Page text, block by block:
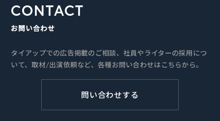
CONTACT
お問い合わせ
タイアップでの広告掲載のご相談、社員やライターの採用につ
いて、取材/出演依頼など、各種お問い合わせはこちらから。
問い合わせする